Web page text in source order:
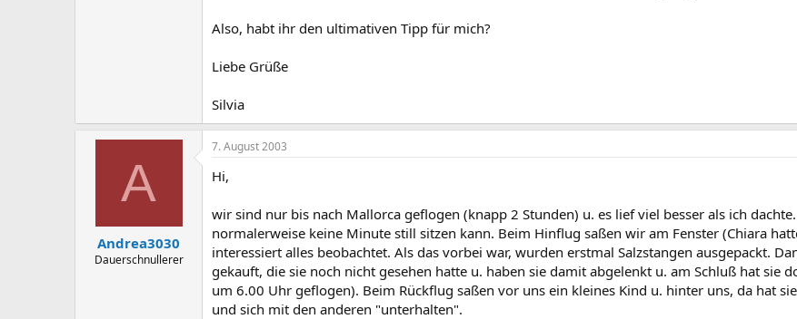
Also, habt ihr den ultimativen Tipp für mich?
Liebe Grüße
Silvia
A
Andrea3030
Dauerschnullerer
7. August 2003
Hi,
wir sind nur bis nach Mallorca geflogen (knapp 2 Stunden) u. es lief viel besser als ich
normalerweise keine Minute still sitzen kann. Beim Hinflug saßen wir am Fenster (Chiara
interessiert alles beobachtet. Als das vorbei war, wurden erstmal Salzstangen ausgepackt.
gekauft, die sie noch nicht gesehen hatte u. haben sie damit abgelenkt u. am Schluß hat sie
um 6.00 Uhr geflogen). Beim Rückflug saßen vor uns ein kleines Kind u. hinter uns, da hat
und sich mit den anderen "unterhalten".